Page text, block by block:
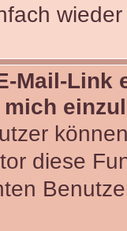
Mail-
diese